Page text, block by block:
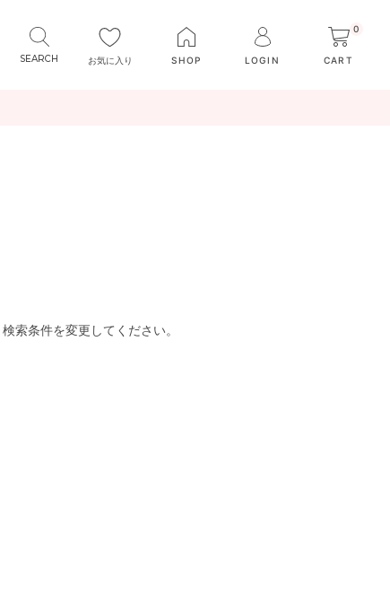
お気に入り SHOP LOGIN
0
CART
索条件を変更してください。